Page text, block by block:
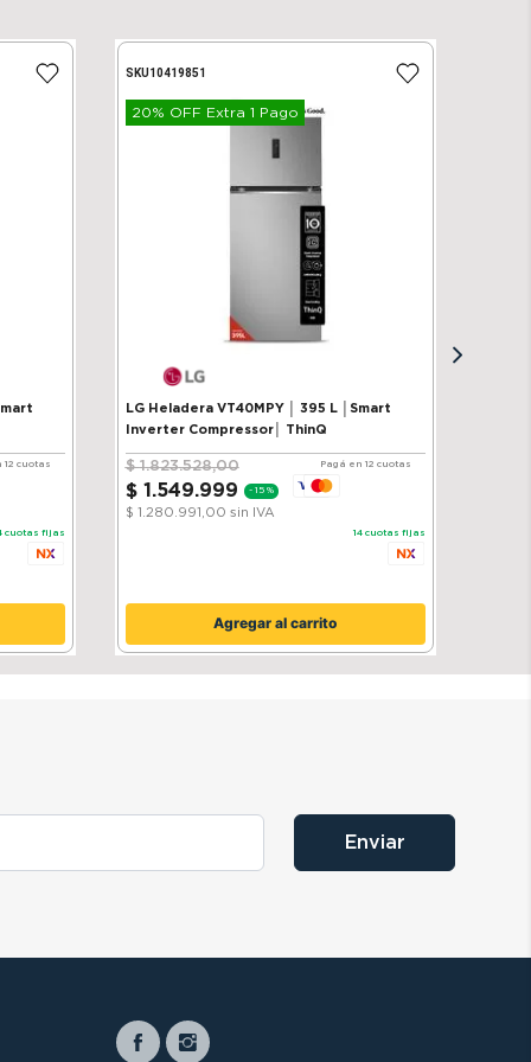
12 cuotas
cuotas fijas
SKU10419851
20% OFF Extra 1 Pago
LG Heladera VT40MPY │ 395 L │Smart
Inverter Compressor│ ThinQ
$ 1.823.528,00
$ 1 .549.999 - 15 %
$ 1.280.991,00 sin IVA
Pagá en 12 cuotas
14 cuotas fijas
Agregar al carrito
Enviar